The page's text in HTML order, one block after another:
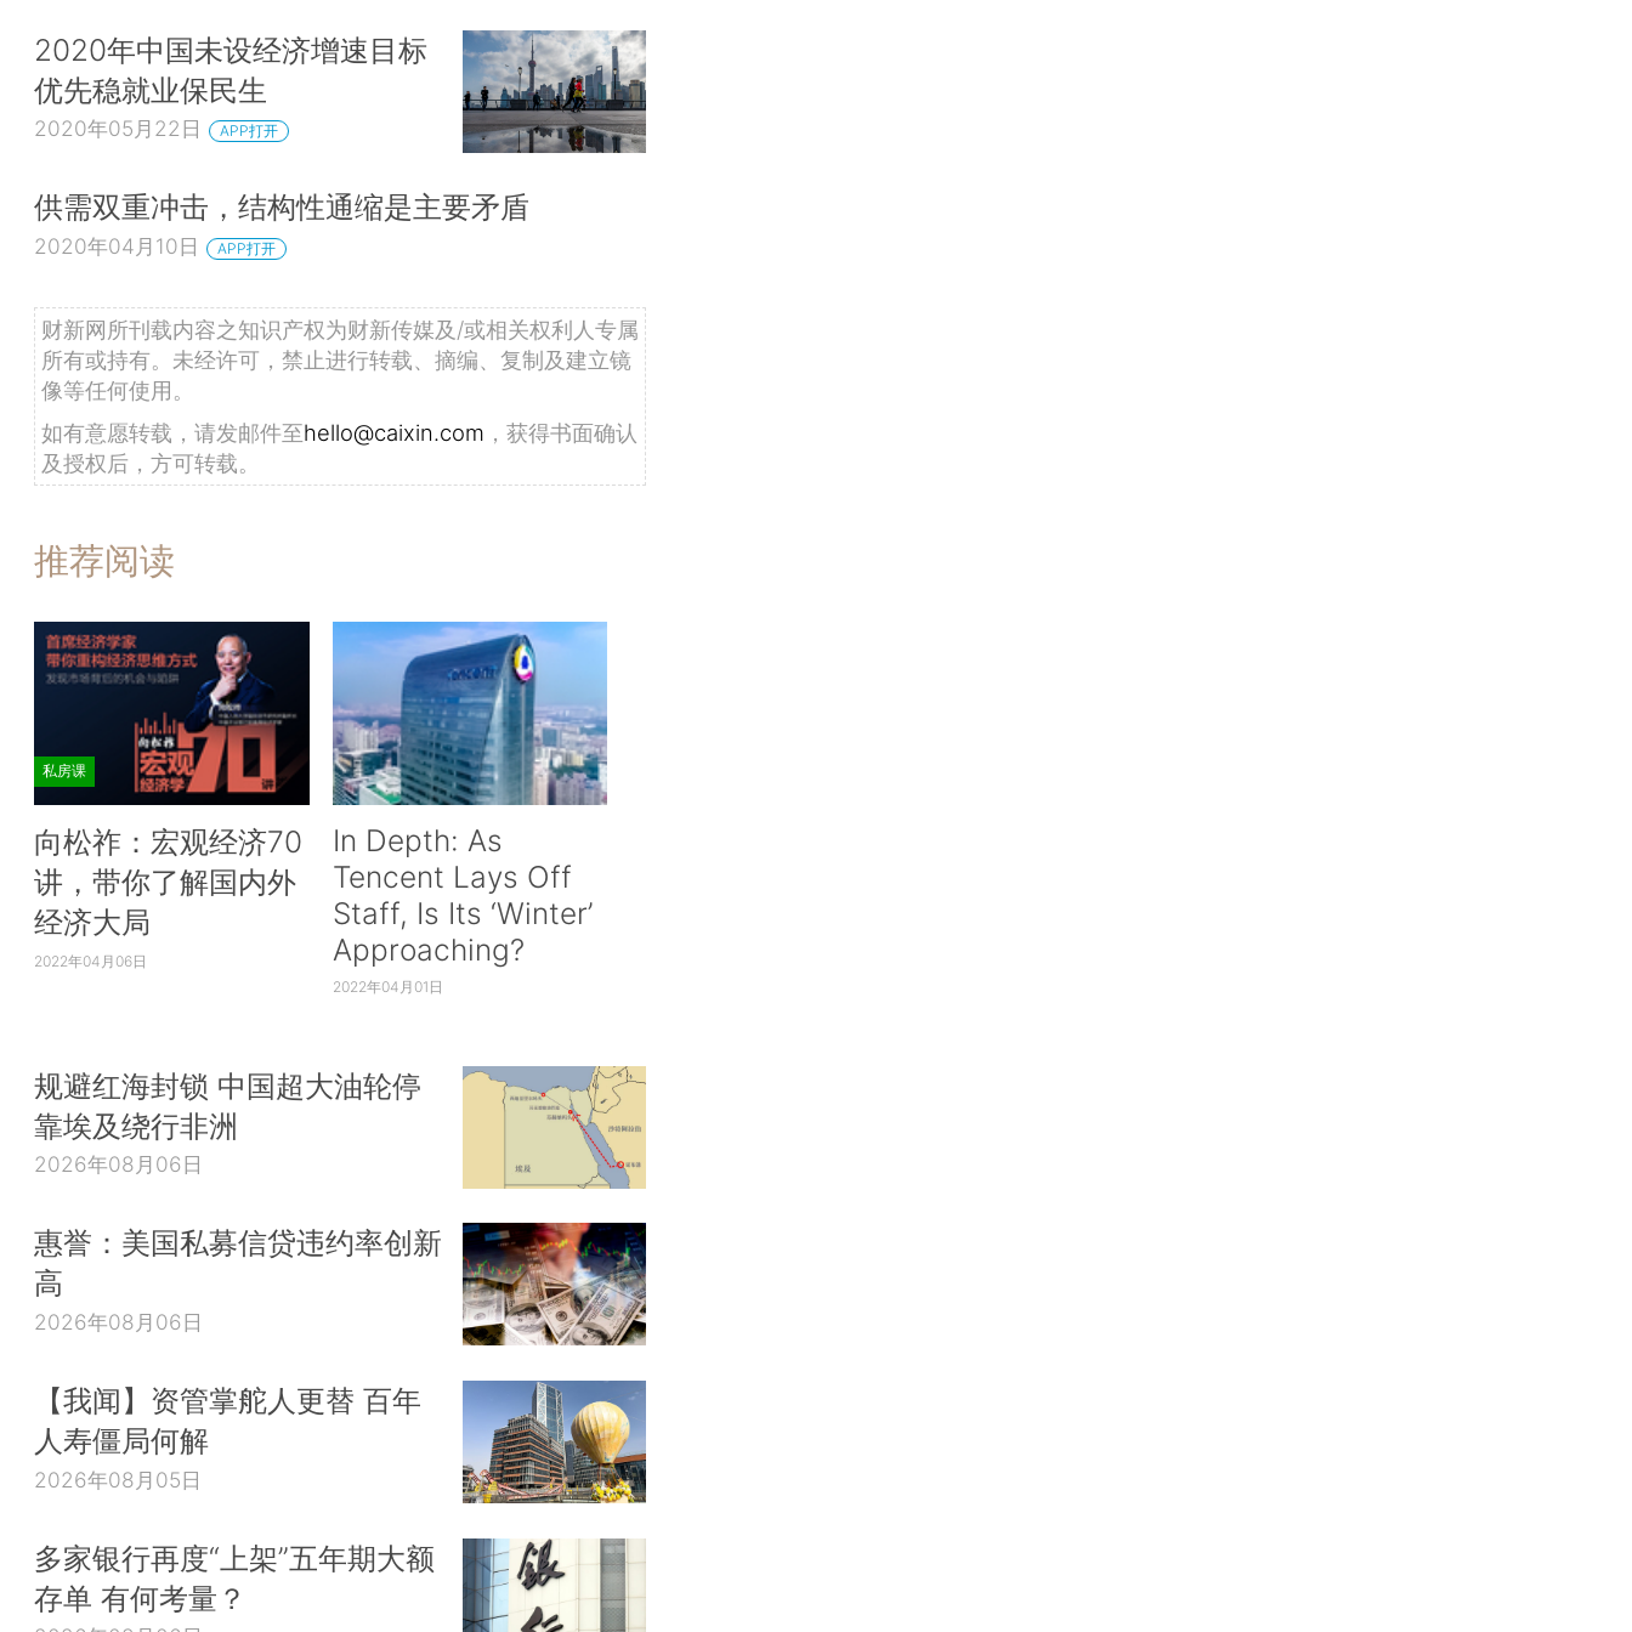
2020年中国未设经济增速目标
优先稳就业保民生
2020年05月22日 APP打开
供需双重冲击，结构性通缩是主要矛盾
2020年04月10日 APP打开
财新网所刊载内容之知识产权为财新传媒及/或相关权利人专属
所有或持有。未经许可，禁止进行转载、摘编、复制及建立镜
像等任何使用。
如有意愿转载，请发邮件至hello@caixin.com ，获得书面确认
及授权后，方可转载。
推荐阅读
私房课
向松祚：宏观经济70
讲，带你了解国内外
经济大局
2022年04月06日
In Depth: As
Tencent Lays Off
Staff, Is Its ‘Winter’
Approaching?
2022年04月01日
规避红海封锁 中国超大油轮停
靠埃及绕行非洲
2026年08月06日
惠誉：美国私募信贷违约率创新
高
2026年08月06日
【我闻】资管掌舵人更替 百年
人寿僵局何解
2026年08月05日
多家银行再度“上架”五年期大额
存单 有何考量？